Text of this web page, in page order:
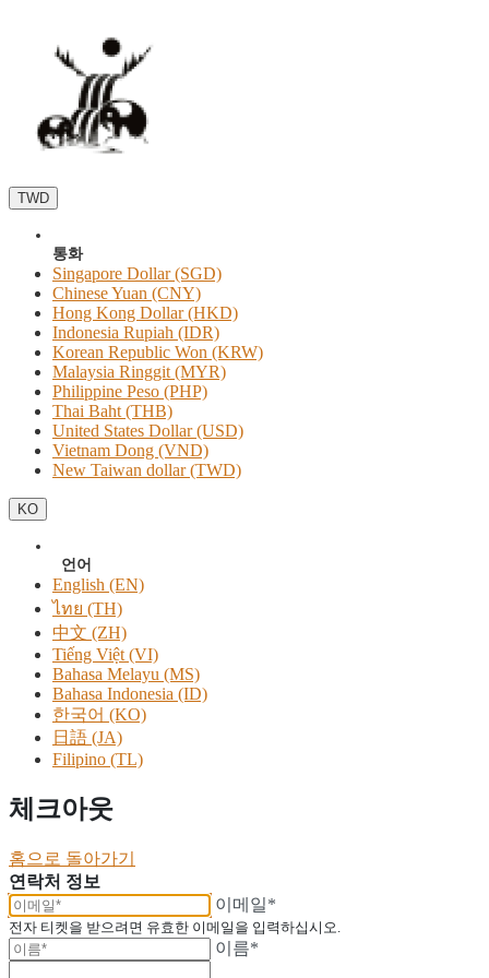
TWD
통화
Singapore Dollar (SGD)
Chinese Yuan (CNY)
Hong Kong Dollar (HKD)
Indonesia Rupiah (IDR)
Korean Republic Won (KRW)
Malaysia Ringgit (MYR)
Philippine Peso (PHP)
Thai Baht (THB)
United States Dollar (USD)
Vietnam Dong (VND)
New Taiwan dollar (TWD)
KO
언어
English (EN)
ไทย (TH)
中文 (ZH)
Tiếng Việt (VI)
Bahasa Melayu (MS)
Bahasa Indonesia (ID)
한국어 (KO)
日語 (JA)
Filipino (TL)
체크아웃
홈으로 돌아가기
연락처 정보
이메일*
전자 티켓을 받으려면 유효한 이메일을 입력하십시오.
이름*